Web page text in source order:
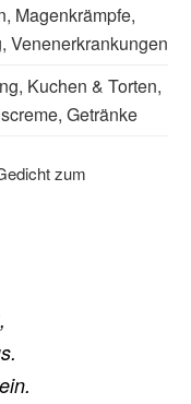
Magenkrämpfe,
Venenerkrankungen
Kuchen & Torten,
Getränke
zum